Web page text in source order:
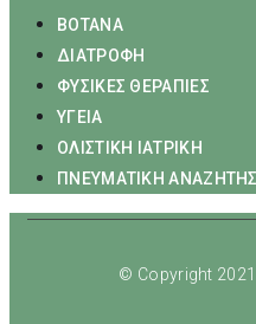
ΒΟΤΑΝΑ
ΔΙΑΤΡΟΦΗ
ΦΥΣΙΚΕΣ ΘΕΡΑΠΙΕΣ
ΥΓΕΙΑ
ΟΛΙΣΤΙΚΗ ΙΑΤΡΙΚΗ
ΠΝΕΥΜΑΤΙΚΗ
© Copyright